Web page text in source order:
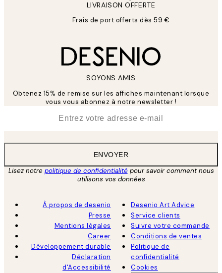
LIVRAISON OFFERTE
Frais de port offerts dès 59 €
SOYONS AMIS
Obtenez 15% de remise sur les affiches maintenant lorsque
vous vous abonnez à notre newsletter !
ENVOYER
Lisez notre politique de confidentialitépour savoir comment nous
utilisons vos données
À propos de desenio
Presse
Mentions légales
Career
Développement durable
Déclaration
d'Accessibilité
Desenio Art Advice
Service clients
Suivre votre commande
Conditions de ventes
Politique de
confidentialité
Cookies